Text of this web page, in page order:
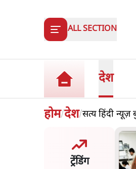
ALL SECTION
देश
होम/देश/सत्य हिंदी
ट्रेंडिंग
किया जा रहा है, पर मोदी-
बोलने की हिम्मत नहीं'- राहुल